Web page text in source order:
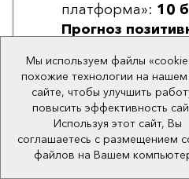
платформа»: 10
Прогноз
Про­из­во­ди­тель­ность
—2 бал­ла из 2.
Встро­ен­ные
бал­ла из 3.
Мы используем файлы
похожие технологии на
сайте, чтобы улучшить
повысить эффективность
Используя этот сайт, Вы
соглашаетесь с размещением
файлов на Вашем